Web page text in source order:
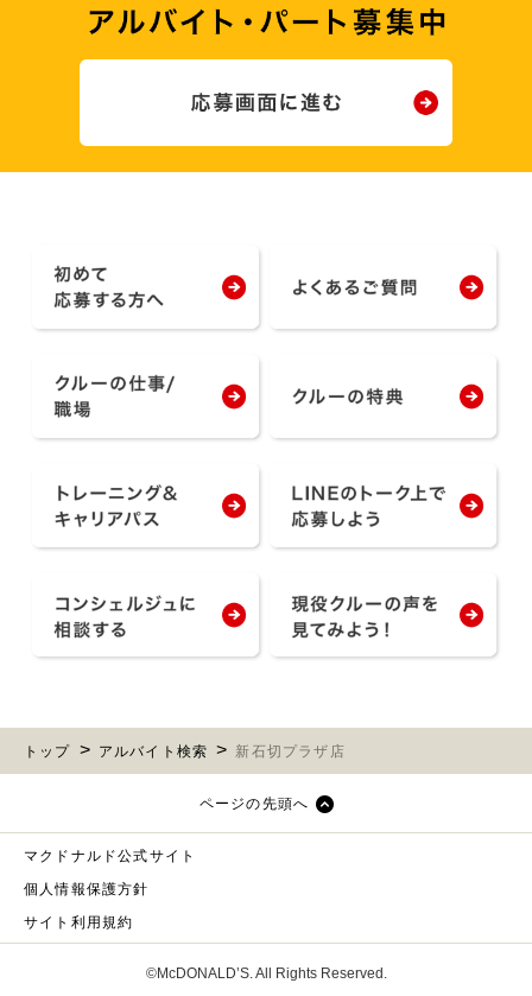
トップ アルバイト検索 新石切プラザ店
ページの先頭へ
マクドナルド公式サイト
個人情報保護方針
サイト利用規約
©McDONALD’S. All Rights Reserved.